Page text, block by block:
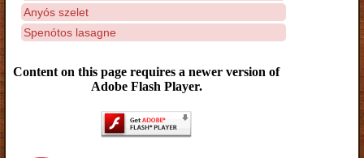
Anyós szelet
Spenótos lasagne
Content on this page requires a newer version of
Adobe Flash Player.